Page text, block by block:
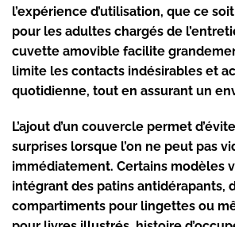
l’expérience d’utilisation, que ce
pour les adultes chargés de
cuvette amovible facilite
limite les contacts indésirables et
quotidienne, tout en assurant un
L’ajout d’un couvercle permet
surprises lorsque l’on ne peut pas
immédiatement. Certains modèles
intégrant des patins antidérapants,
compartiments pour lingettes ou